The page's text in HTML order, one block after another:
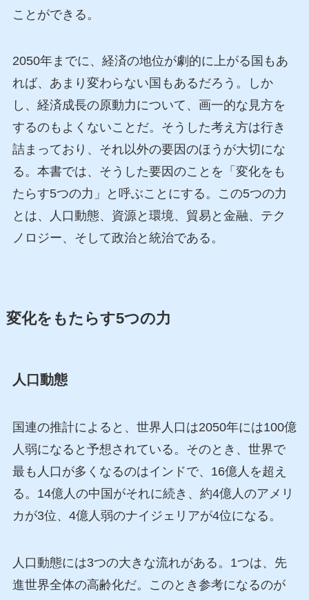
ことができる。
2050年までに、経済の地位が劇的に上がる国もあ
れば、あまり変わらない国もあるだろう。しか
し、経済成長の原動力について、画一的な見方を
するのもよくないことだ。そうした考え方は行き
詰まっており、それ以外の要因のほうが大切にな
る。本書では、そうした要因のことを「変化をも
たらす5つの力」と呼ぶことにする。この5つの力
とは、人口動態、資源と環境、貿易と金融、テク
ノロジー、そして政治と統治である。
変化をもたらす5つの力
人口動態
国連の推計によると、世界人口は2050年には100億
人弱になると予想されている。そのとき、世界で
最も人口が多くなるのはインドで、16億人を超え
る。14億人の中国がそれに続き、約4億人のアメリ
カが3位、4億人弱のナイジェリアが4位になる。
人口動態には3つの大きな流れがある。1つは、先
進世界全体の高齢化だ。このとき参考になるのが